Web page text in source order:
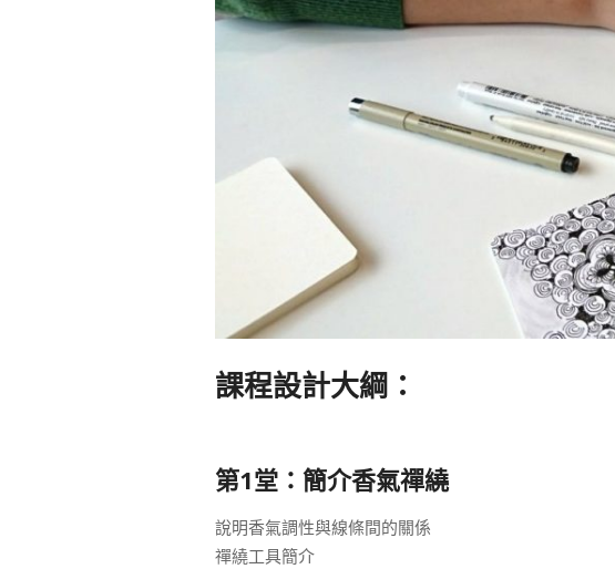
課程設計大綱：
第1堂：簡介香氣禪繞
說明香氣調性與線條間的關係
禪繞工具簡介